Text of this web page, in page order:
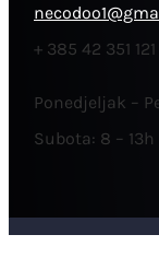
+ 385 42 351 121
Ponedjeljak –
Subota: 8 – 13h